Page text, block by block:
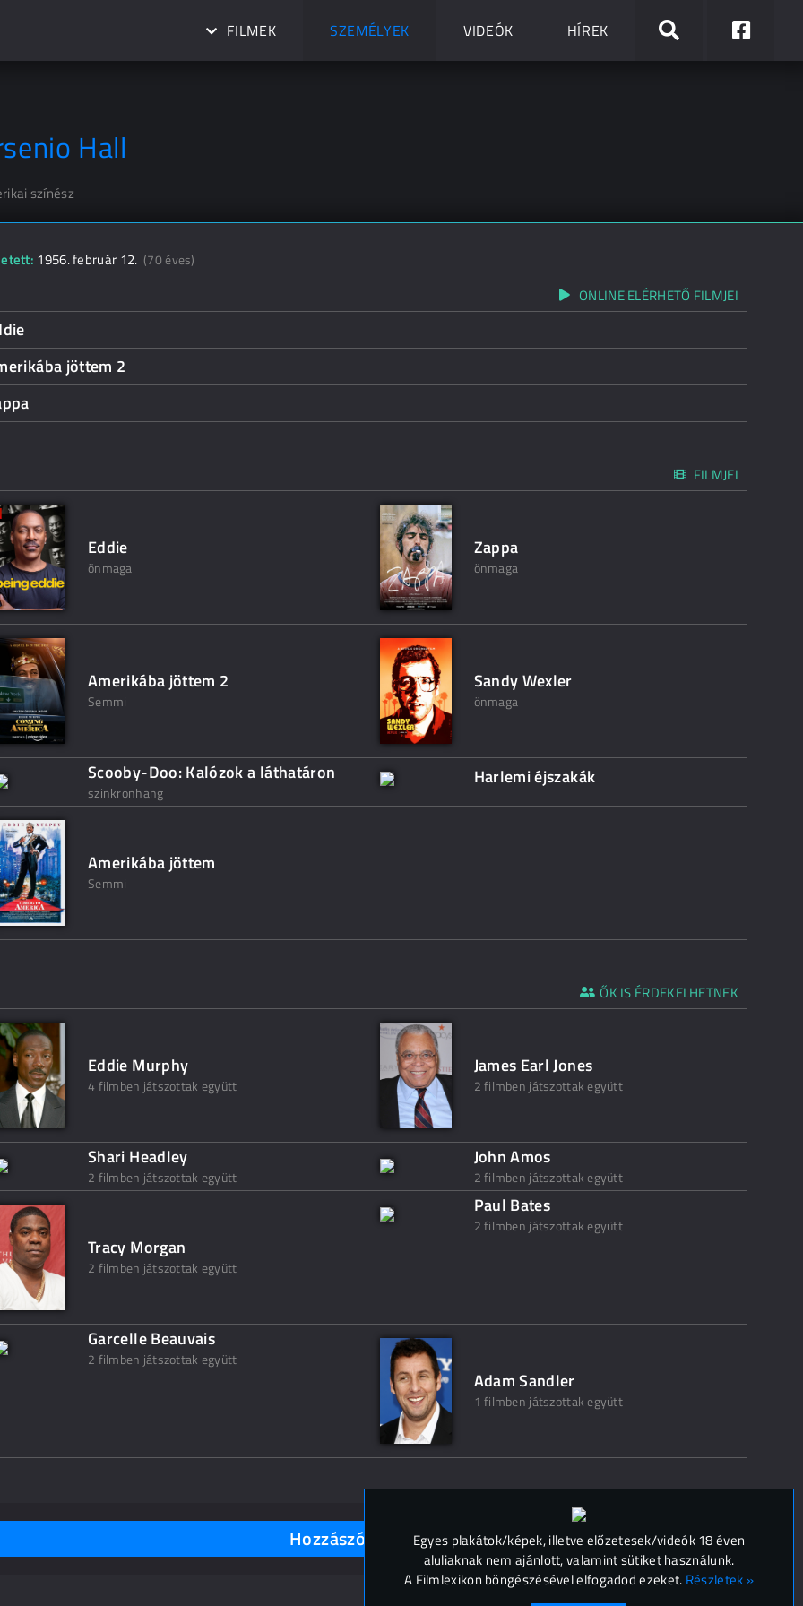
FILMEK SZEMÉLYEK VIDEÓK HÍREK
Hall
színész
1956. február 12. (70 éves)
ONLINE ELÉRHETŐ FILMJEI
jöttem 2
FILMJEI
Eddie
önmaga
Zappa
önmaga
Amerikába jöttem 2
Semmi
Sandy Wexler
önmaga
Scooby-Doo: Kalózok a láthatáron
szinkronhang
Harlemi éjszakák
Amerikába jöttem
Semmi
ŐK IS ÉRDEKELHETNEK
Eddie Murphy
4 filmben játszottak együtt
James Earl Jones
2 filmben játszottak együtt
Shari Headley
2 filmben játszottak együtt
John Amos
2 filmben játszottak együtt
Tracy Morgan
2 filmben játszottak együtt
Paul Bates
2 filmben játszottak együtt
Garcelle Beauvais
2 filmben játszottak együtt
Adam Sandler
1 filmben játszottak együtt
Hozzászólások (0)
Egyes plakátok/képek, illetve előzetesek/videók 18 éven
aluliaknak nem ajánlott, valamint sütiket használunk.
A Filmlexikon böngészésével elfogadod ezeket. Részletek »